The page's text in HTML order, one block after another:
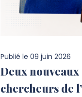
Publié le 09 juin 2026
Deux
chercheurs de